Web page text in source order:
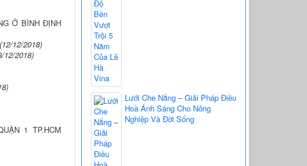
Ở BÌNH ĐỊNH
(12/12/2018)
12/2018)
1 TP.HCM
Lưới Che Nắng – Giải Pháp Điều
Hoà Ánh Sáng Cho Nông
Nghiệp Và Đời Sống